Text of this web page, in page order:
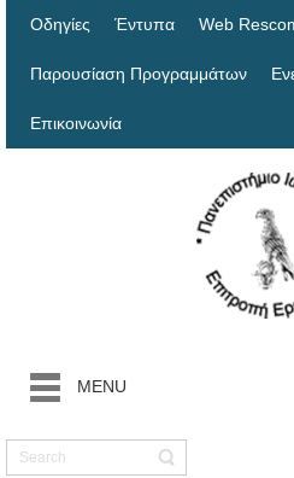
Οδηγίες Έντυπα Web
Παρουσίαση Προγραμμάτων
Επικοινωνία
MENU